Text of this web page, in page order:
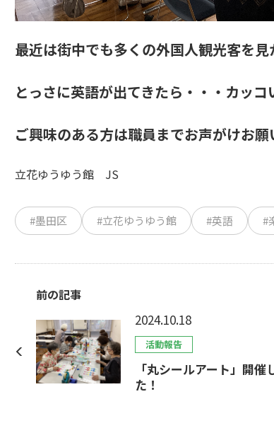
最近は街中でも多くの外国人観光客を見
とっさに英語が出てきたら・・・カッコ
ご興味のある方は職員までお声がけお願
立花ゆうゆう館 JS
#墨田区 #立花ゆうゆう館 #英語 #
前の記事
2024.10.18
活動報告
「丸シールアート」開催
た！